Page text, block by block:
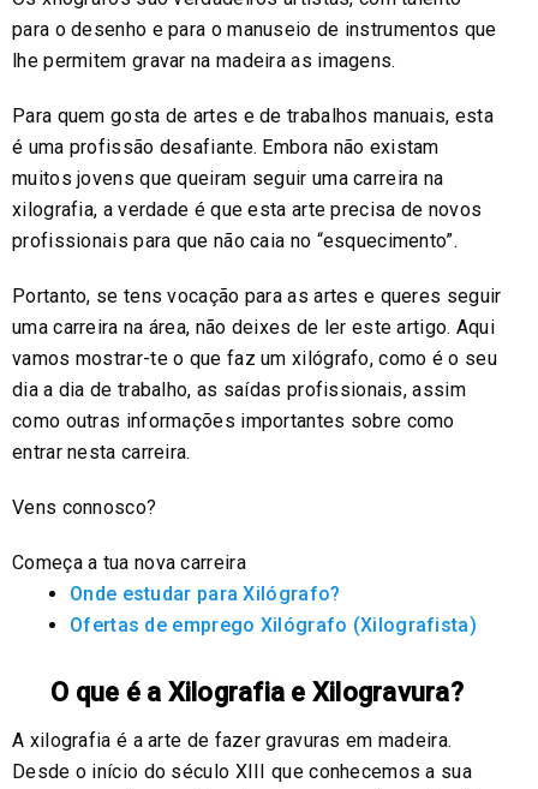
para o desenho e para o manuseio de instrumentos que
lhe permitem gravar na madeira as imagens.
Para quem gosta de artes e de trabalhos manuais, esta
é uma profissão desafiante. Embora não existam
muitos jovens que queiram seguir uma carreira na
xilografia, a verdade é que esta arte precisa de novos
profissionais para que não caia no “esquecimento”.
Portanto, se tens vocação para as artes e queres seguir
uma carreira na área, não deixes de ler este artigo. Aqui
vamos mostrar-te o que faz um xilógrafo, como é o seu
dia a dia de trabalho, as saídas profissionais, assim
como outras informações importantes sobre como
entrar nesta carreira.
Vens connosco?
Começa a tua nova carreira
Onde estudar para Xilógrafo?
Ofertas de emprego Xilógrafo (Xilografista)
O que é a Xilografia e Xilogravura?
A xilografia é a arte de fazer gravuras em madeira.
Desde o início do século XIII que conhecemos a sua